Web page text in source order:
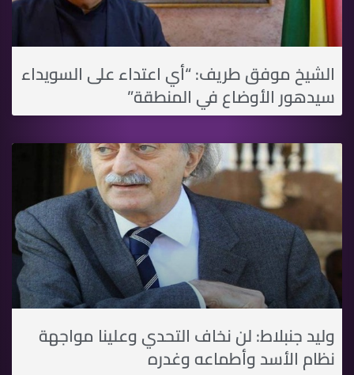
الشيخ موفق طريف: “أي اعتداء على السويداء
سيدهور الأوضاع في المنطقة”
وليد جنبلاط: لن نخاف التحدي وعلينا مواجهة
نظام الأسد وأطماعه وغدره